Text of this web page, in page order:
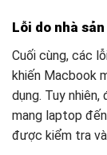
Lỗi do nhà
Cuối cùng, các
khiến Macbook
dụng. Tuy nhiên,
mang laptop
được kiểm tra